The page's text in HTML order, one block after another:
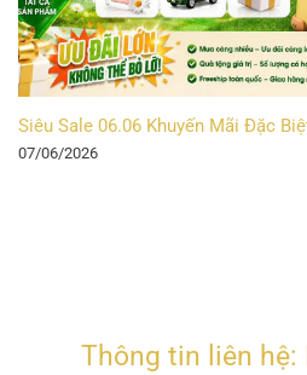
Siêu Sale 06.06 Khuyến Mãi Đặc
07/06/2026
Thông tin liên